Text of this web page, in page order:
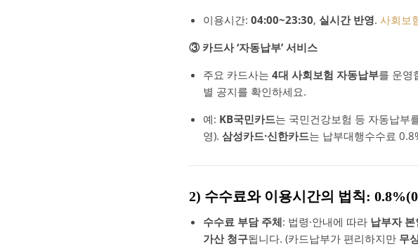
이용시간: 04:00~23:30, 실시간 반영. 사회보
③ 카드사 ‘자동납부’ 서비스
주요 카드사는 4대 사회보험 자동납부를 운영
별 공지를 확인하세요.
예: KB국민카드는 국민건강보험 등 자동납부
영). 삼성카드·신한카드는 납부대행수수료
2) 수수료와 이용시간의 법칙:
수수료 부담 주체: 법령·안내에 따라 납부자
가산 청구됩니다. (카드납부가 편리하지만 무